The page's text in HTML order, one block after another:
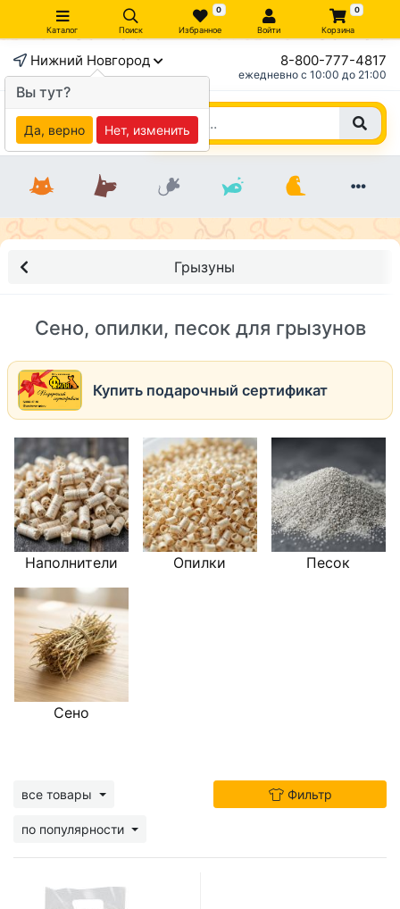
Каталог Поиск
0
Избранное Войти
0
Корзина
Нижний Новгород 8-800-777-4817
ежедневно c 10:00 до 21:00
Грызуны
Сено, опилки, песок для грызунов
Купить подарочный сертификат
Наполнители Опилки Песок
Сено
все товары
по популярности
Фильтр
Вы тут?
Да, верно Нет, изменить